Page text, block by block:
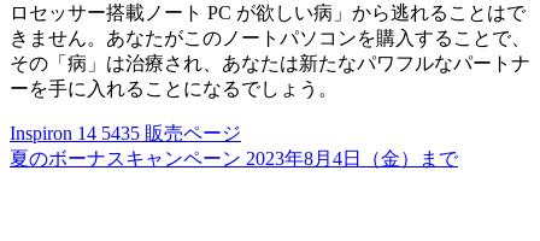
ロセッサー搭載ノート PC が欲しい病」から逃れることはで
きません。あなたがこのノートパソコンを購入することで、
その「病」は治療され、あなたは新たなパワフルなパートナ
ーを手に入れることになるでしょう。
Inspiron 14 5435 販売ページ
夏のボーナスキャンペーン 2023年8月4日（金）まで